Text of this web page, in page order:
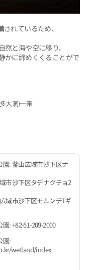
れているため、
と海や空に移り、
かに締めくくることがで
大洞)一帯
: 釜山広域市沙下区ナ
市沙下区タデナクチョ2
域市沙下区モルンデ1ギ
: +82-51-209-2000
園:
wetland/index